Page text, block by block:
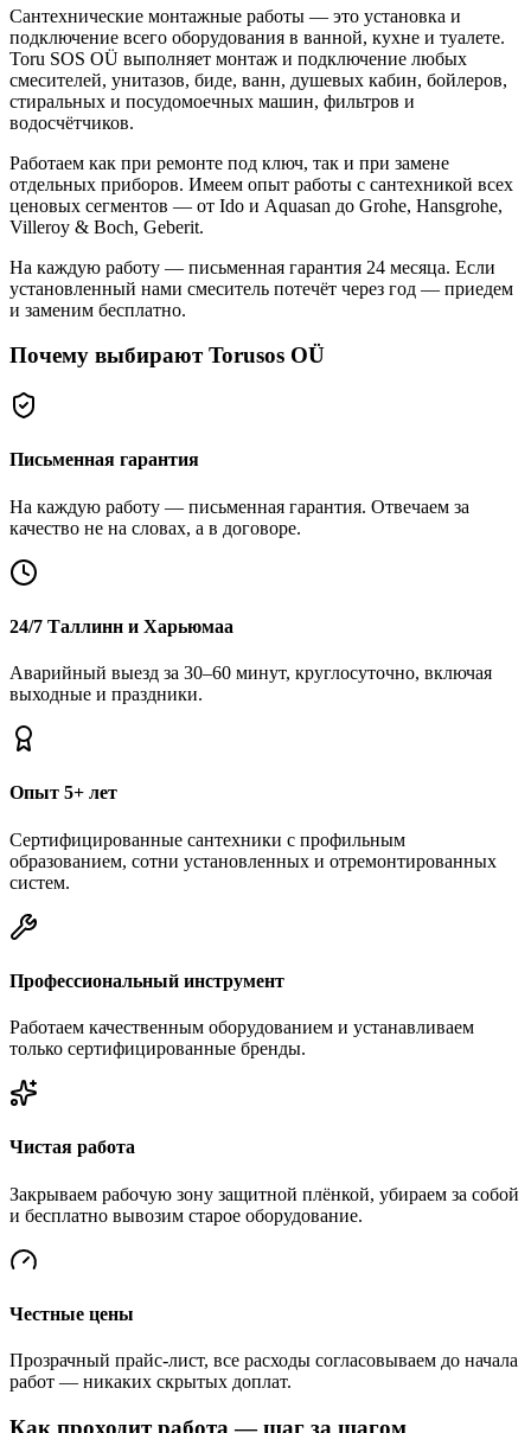
Сантехнические монтажные работы — это установка и
подключение всего оборудования в ванной, кухне и туалете.
Toru SOS OÜ выполняет монтаж и подключение любых
смесителей, унитазов, биде, ванн, душевых кабин, бойлеров,
стиральных и посудомоечных машин, фильтров и
водосчётчиков.
Работаем как при ремонте под ключ, так и при замене
отдельных приборов. Имеем опыт работы с сантехникой всех
ценовых сегментов — от Ido и Aquasan до Grohe, Hansgrohe,
Villeroy & Boch, Geberit.
На каждую работу — письменная гарантия 24 месяца. Если
установленный нами смеситель потечёт через год — приедем
и заменим бесплатно.
Почему выбирают Torusos OÜ
Письменная гарантия
На каждую работу — письменная гарантия. Отвечаем за
качество не на словах, а в договоре.
24/7 Таллинн и Харьюмаа
Аварийный выезд за 30–60 минут, круглосуточно, включая
выходные и праздники.
Опыт 5+ лет
Сертифицированные сантехники с профильным
образованием, сотни установленных и отремонтированных
систем.
Профессиональный инструмент
Работаем качественным оборудованием и устанавливаем
только сертифицированные бренды.
Чистая работа
Закрываем рабочую зону защитной плёнкой, убираем за собой
и бесплатно вывозим старое оборудование.
Честные цены
Прозрачный прайс-лист, все расходы согласовываем до начала
работ — никаких скрытых доплат.
Как проходит работа — шаг за шагом